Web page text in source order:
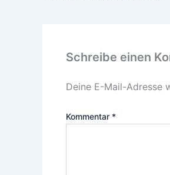
Schreibe einen
Deine E-Mail-Adresse
Kommentar *